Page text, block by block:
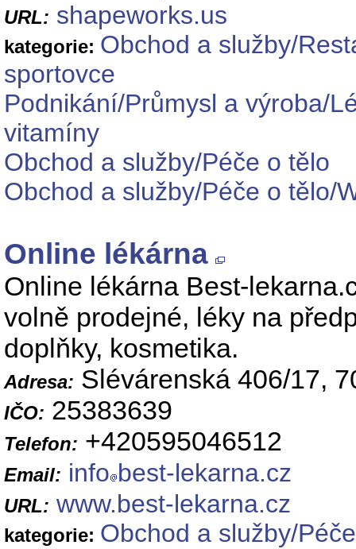
URL: shapeworks.us
kategorie: Obchod a služby/
sportovce
Podnikání/Průmysl a výroba/
vitamíny
Obchod a služby/Péče o tělo
Obchod a služby/Péče o tělo/
Online lékárna
Online lékárna Best-
volně prodejné, léky na
doplňky, kosmetika.
Adresa: Slévárenská 406/17,
IČO: 25383639
Telefon: +420595046512
Email: info best-lekarna.cz
URL: www.best-lekarna.cz
kategorie: Obchod a služby/